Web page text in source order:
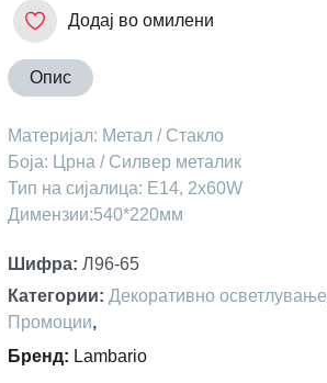
Додај во омилени
Опис
Материјал: Метал / Стакло
Боја: Црна / Силвер металик
Тип на сијалица: Е14, 2х60W
Димензии:540*220мм
Шифра: Л96-65
Категории: Декоративно осветлување
Промоции,
Бренд: Lambario